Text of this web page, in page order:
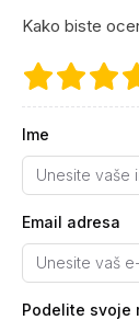
Kako biste
Ime
Email adresa
Podelite svoje